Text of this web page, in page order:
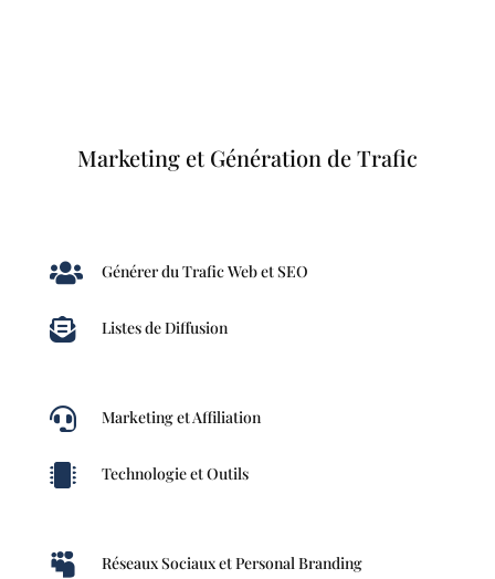
Marketing et Génération de Trafic
 Générer du Trafic Web et SEO
 Listes de Diffusion
 Marketing et Affiliation
 Technologie et Outils
 Réseaux Sociaux et Personal Branding